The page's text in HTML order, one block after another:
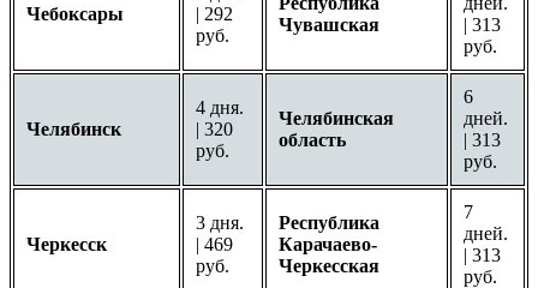
Чебоксары
| 292
руб.
Чувашская
| 313
руб.
Челябинск
4 дня.
| 320
руб.
Челябинская
область
6
дней.
| 313
руб.
Черкесск
3 дня.
| 469
руб.
Республика
Карачаево-
Черкесская
7
дней.
| 313
руб.